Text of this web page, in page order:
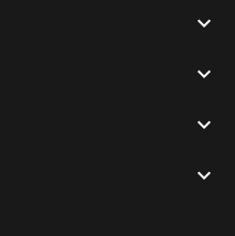



